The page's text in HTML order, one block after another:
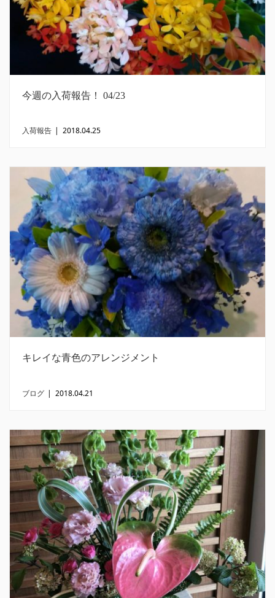
今週の入荷報告！ 04/23
入荷報告 | 2018.04.25
キレイな青色のアレンジメント
ブログ | 2018.04.21